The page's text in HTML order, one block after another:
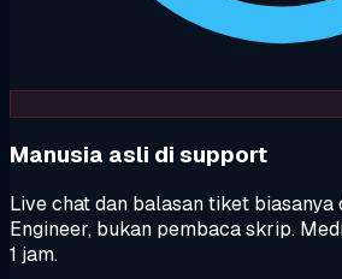
Manusia asli di support
Live chat dan balasan tiket biasanya
Engineer, bukan pembaca skrip.
1 jam.